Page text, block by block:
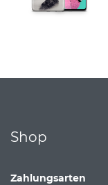
Shop
Zahlungsarten